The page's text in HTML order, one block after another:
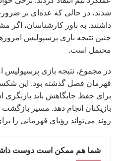
شدند، در حالی که عده‌ای بر
داشتند. به باور کارشناسان، اگر
چنین نتیجه بازی پرسپولیس
محتمل است.
در مجموع، نتیجه بازی
قهرمان فصل گذشته بود. این
برای حفظ جایگاهش باید بازنگری
بازیکنان انجام دهد. مسیر بازگشت
روند می‌تواند رؤیای قهرمانی را
شما هم ممکن است دوست